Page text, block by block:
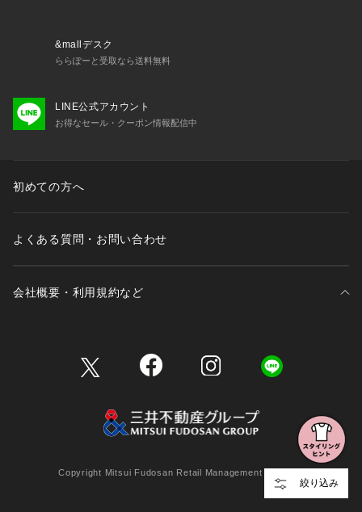
絞り込み
&mallデスク
ららぽーと受取なら送料無料
LINE公式アカウント
お得なセール・クーポン情報配信中
初めての方へ
よくある質問・お問い合わせ
会社概要・利用規約など
Copyright Mitsui Fudosan Retail Management Co., Ltd.